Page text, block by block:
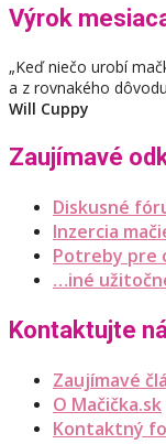
Výrok
„Keď niečo urobí
a z rovnakého
Will Cuppy
Zaujímavé
Diskusné
Inzercia
Potreby pre
…iné
Kontaktujte
Zaujímavé
O Mačička.sk
Kontaktný